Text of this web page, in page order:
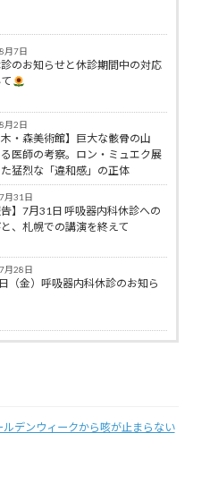
月7日
のお知らせと休診期間中の対応
月2日
木・森美術館】巨大な骸骨の山
医師の考察。ロン・ミュエク展
猛烈な「違和感」の正体
月31日
告】7月31日 呼吸器内科休診への
、札幌での講演を終えて
月28日
（金）呼吸器内科休診のお知ら
デンウィークから咳が止まらない